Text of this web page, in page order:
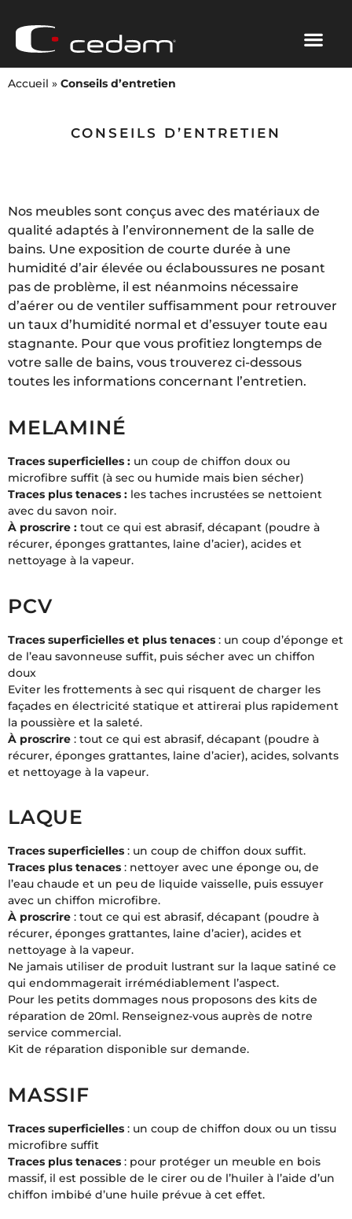
Accueil » Conseils d’entretien
CONSEILS D’ENTRETIEN
Nos meubles sont conçus avec des matériaux de
qualité adaptés à l’environnement de la salle de
bains. Une exposition de courte durée à une
humidité d’air élevée ou éclaboussures ne posant
pas de problème, il est néanmoins nécessaire
d’aérer ou de ventiler suffisamment pour retrouver
un taux d’humidité normal et d’essuyer toute eau
stagnante. Pour que vous profitiez longtemps de
votre salle de bains, vous trouverez ci-dessous
toutes les informations concernant l’entretien.
MELAMINÉ
Traces superficielles : un coup de chiffon doux ou
microfibre suffit (à sec ou humide mais bien sécher)
Traces plus tenaces : les taches incrustées se nettoient
avec du savon noir.
À proscrire : tout ce qui est abrasif, décapant (poudre à
récurer, éponges grattantes, laine d’acier), acides et
nettoyage à la vapeur.
PCV
Traces superficielles et plus tenaces : un coup d’éponge et
de l’eau savonneuse suffit, puis sécher avec un chiffon
doux
Eviter les frottements à sec qui risquent de charger les
façades en électricité statique et attirerai plus rapidement
la poussière et la saleté.
À proscrire : tout ce qui est abrasif, décapant (poudre à
récurer, éponges grattantes, laine d’acier), acides, solvants
et nettoyage à la vapeur.
LAQUE
Traces superficielles : un coup de chiffon doux suffit.
Traces plus tenaces : nettoyer avec une éponge ou, de
l’eau chaude et un peu de liquide vaisselle, puis essuyer
avec un chiffon microfibre.
À proscrire : tout ce qui est abrasif, décapant (poudre à
récurer, éponges grattantes, laine d’acier), acides et
nettoyage à la vapeur.
Ne jamais utiliser de produit lustrant sur la laque satiné ce
qui endommagerait irrémédiablement l’aspect.
Pour les petits dommages nous proposons des kits de
réparation de 20ml. Renseignez-vous auprès de notre
service commercial.
Kit de réparation disponible sur demande.
MASSIF
Traces superficielles : un coup de chiffon doux ou un tissu
microfibre suffit
Traces plus tenaces : pour protéger un meuble en bois
massif, il est possible de le cirer ou de l’huiler à l’aide d’un
chiffon imbibé d’une huile prévue à cet effet.